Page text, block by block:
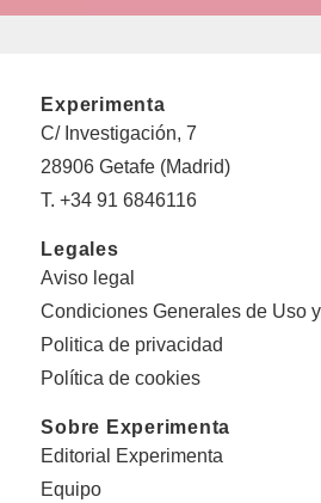
Experimenta
C/ Investigación, 7
28906 Getafe (Madrid)
T. +34 91 6846116
Legales
Aviso legal
Condiciones Generales de Uso
Politica de privacidad
Política de cookies
Sobre Experimenta
Editorial Experimenta
Equipo